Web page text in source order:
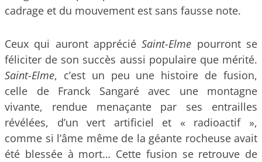
cadrage et du mouvement est sans fausse note.
Ceux qui auront appréciéSaint-Elme pourront se
féliciter de son succès aussi populaire que mérité.
Saint-Elme, c’est un peu une histoire de fusion,
celle de Franck Sangaré avec une montagne
vivante, rendue menaçante par ses entrailles
révélées, d’un vert artificiel et « radioactif »,
comme si l’âme même de la géante rocheuse avait
été blessée à mort… Cette fusion se retrouve de